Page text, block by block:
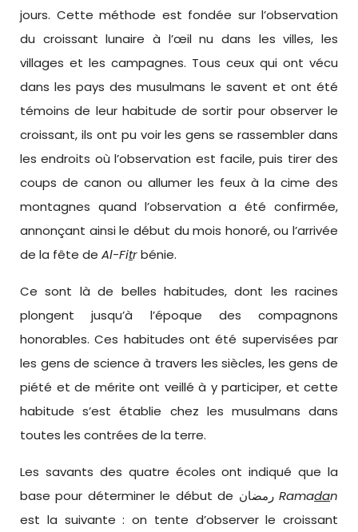
jours. Cette méthode est fondée sur l’observation
du croissant lunaire à l’œil nu dans les villes, les
villages et les campagnes. Tous ceux qui ont vécu
dans les pays des musulmans le savent et ont été
témoins de leur habitude de sortir pour observer le
croissant, ils ont pu voir les gens se rassembler dans
les endroits où l’observation est facile, puis tirer des
coups de canon ou allumer les feux à la cime des
montagnes quand l’observation a été confirmée,
annonçant ainsi le début du mois honoré, ou l’arrivée
de la fête de Al-Fitrbénie.
Ce sont là de belles habitudes, dont les racines
plongent jusqu’à l’époque des compagnons
honorables. Ces habitudes ont été supervisées par
les gens de science à travers les siècles, les gens de
piété et de mérite ont veillé à y participer, et cette
habitude s’est établie chez les musulmans dans
toutes les contrées de la terre.
Les savants des quatre écoles ont indiqué que la
base pour déterminer le début de رمضان Ramadan
est la suivante : on tente d’observer le croissant